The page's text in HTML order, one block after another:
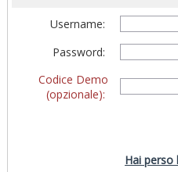
Username:
Password:
Codice Demo
(opzionale):
Hai perso